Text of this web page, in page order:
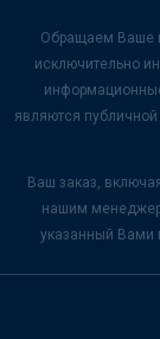
Обращаем Ваше
исключительно
являются
Ваш заказ,
нашим
указанный Вами